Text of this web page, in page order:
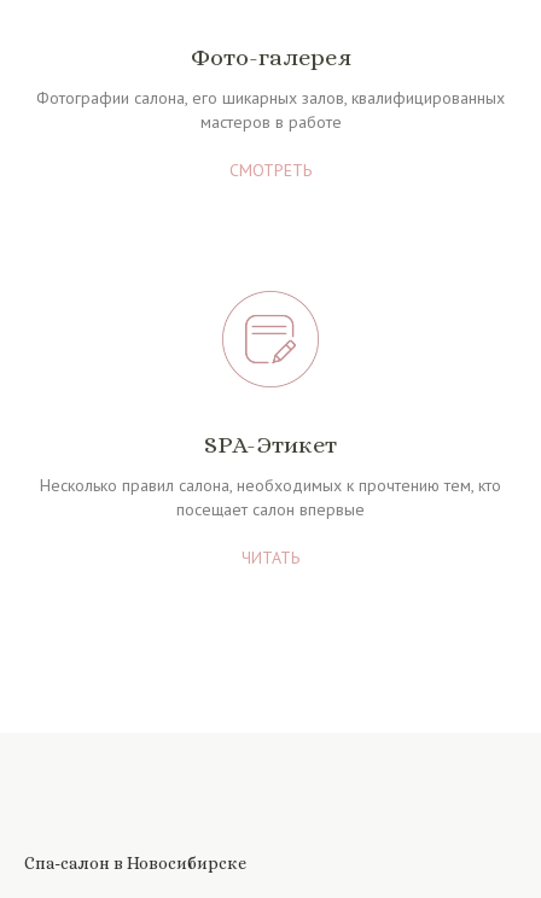
Фото-галерея
Фотографии салона, его шикарных залов, квалифицированных
мастеров в работе
СМОТРЕТЬ
SPA-Этикет
Несколько правил салона, необходимых к прочтению тем, кто
посещает салон впервые
ЧИТАТЬ
Спа-салон в Новосибирске